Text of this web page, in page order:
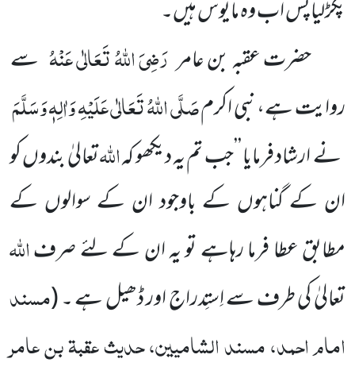
پکڑلیاپس اب وہ مایوس ہیں۔
حضرت عقبہ بن عامررَضِیَ اللہُ تَعَالٰی عَنْہُ سے
روایت ہے، نبی اکرمصَلَّی اللہُ تَعَالٰی عَلَیْہِ وَاٰلِہٖ وَسَلَّمَ
نے ارشاد فرمایا’’جب تم یہ دیکھو کہاللہتعالیٰ بندوں کو
ان کے گناہوں کے باوجود ان کے سوالوں کے
مطابق عطا فرما رہاہے تو یہ انکے لئے صرفاللہ
تعالیٰ کی طرف سے اِستِدراج اور ڈھیل ہے ۔(مسند
امام احمد، مسند الشامیین، حدیث عقبۃ بن عامر